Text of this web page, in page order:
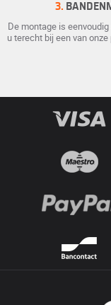
3.
De montage is
u terecht bij een van